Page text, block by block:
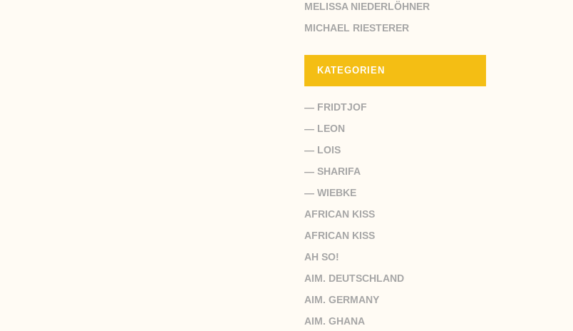
MELISSA NIEDERLÖHNER
MICHAEL RIESTERER
KATEGORIEN
— FRIDTJOF
— LEON
— LOIS
— SHARIFA
— WIEBKE
AFRICAN KISS
AFRICAN KISS
AH SO!
AIM. DEUTSCHLAND
AIM. GERMANY
AIM. GHANA